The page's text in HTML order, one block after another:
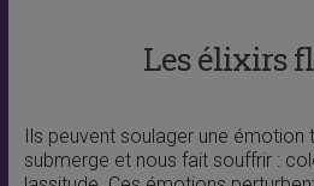
Les élixirs
Ils peuvent soulager une émotion
submerge et nous fait souffrir :